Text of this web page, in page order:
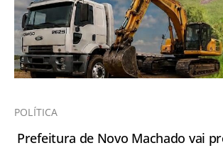
POLÍTICA
Prefeitura de Novo Machado vai